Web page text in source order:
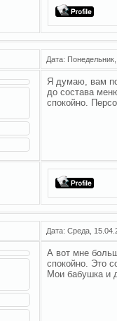
Дата:
Я думаю, вам
до состава
спокойно.
Дата: Среда,
А вот мне
спокойно. Это
Мои бабушка и